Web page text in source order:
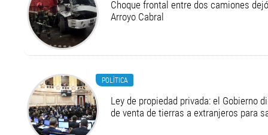
Choque frontal entre dos camiones
Arroyo Cabral
POLÍTICA
Ley de propiedad privada: el Gobierno
de venta de tierras a extranjeros para